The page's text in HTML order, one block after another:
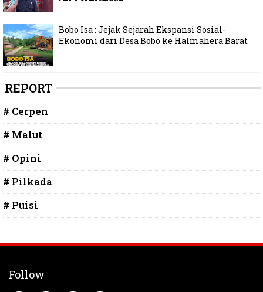
Bobo Isa : Jejak Sejarah Ekspansi Sosial-
Ekonomi dari Desa Bobo ke Halmahera Barat
REPORT
# Cerpen
# Malut
# Opini
# Pilkada
# Puisi
Follow